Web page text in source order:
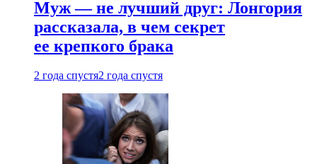
Муж — не лучший друг: Лонгория
рассказала, в чем секрет
ее крепкого брака
2 года спустя2 года спустя